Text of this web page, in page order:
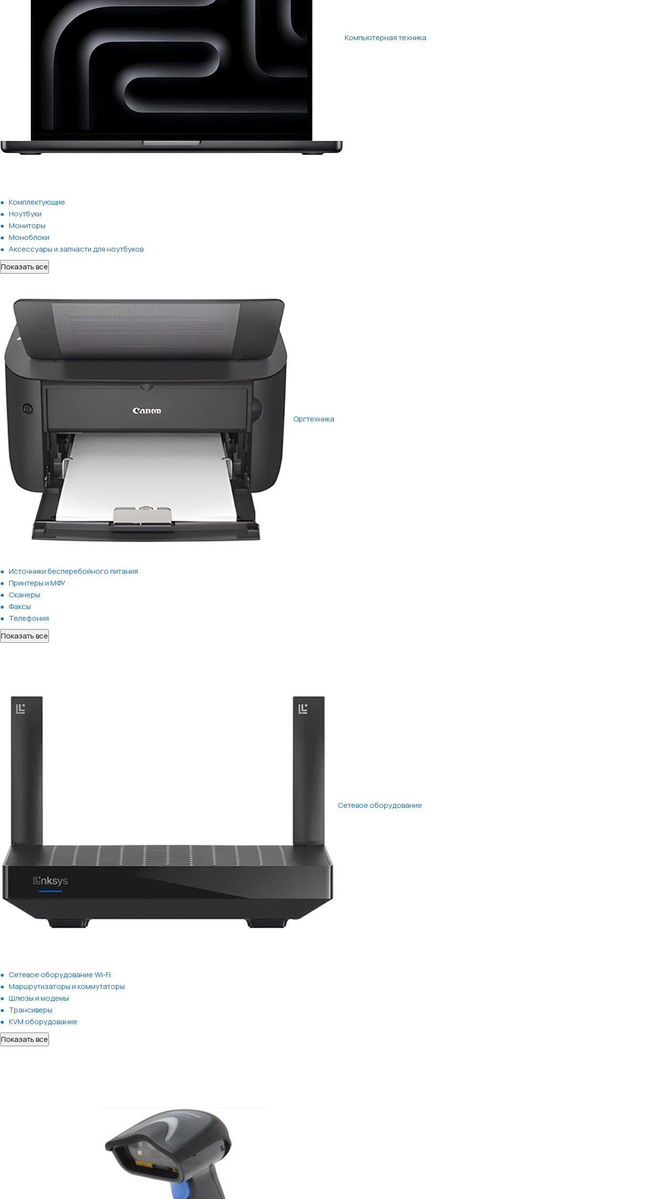
Компьютерная техника
Комплектующие
Ноутбуки
Мониторы
Моноблоки
Аксессуары и запчасти для ноутбуков
Показать все
Оргтехника
Источники бесперебойного питания
Принтеры и МФУ
Сканеры
Факсы
Телефония
Показать все
Сетевое оборудование
Сетевое оборудование Wi-Fi
Маршрутизаторы и коммутаторы
Шлюзы и модемы
Трансиверы
KVM оборудование
Показать все